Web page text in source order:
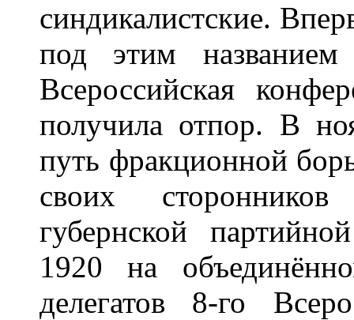
синдикалистские.
под этим
Всероссийская
получила отпор. В
путь фракционной
своих
губернской
1920 на
делегатов 8-го